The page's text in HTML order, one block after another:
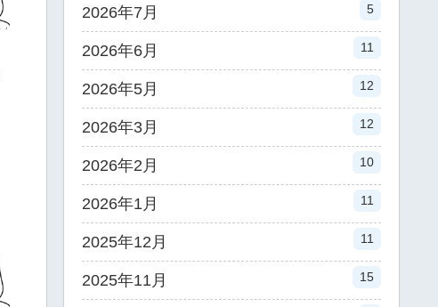
2026年7月 5
2026年6月 11
2026年5月 12
2026年3月 12
2026年2月 10
2026年1月 11
2025年12月 11
2025年11月 15